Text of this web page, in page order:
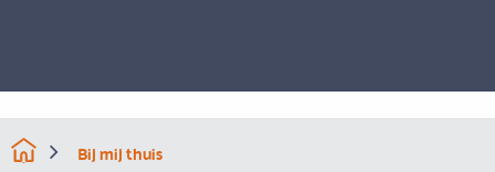
Bij mij thuis